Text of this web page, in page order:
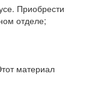
Приобрести
отделе;
материал